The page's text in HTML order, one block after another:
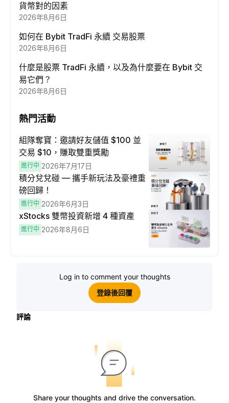
貨幣對的因素
2026年8月6日
如何在 Bybit TradFi 永續 交易股票
2026年8月6日
什麼是股票 TradFi 永續，以及為什麼要在 Bybit 交
易它們？
2026年8月6日
熱門活動
組隊奪寶：邀請好友儲值 $100 並
交易 $10，賺取雙重獎勵
進行中 2026年7月17日
積分兌兌碰 — 攜手新玩法及豪禮重
磅回歸！
進行中 2026年6月3日
xStocks 雙幣投資新增 4 種資產
進行中 2026年8月6日
Log in to comment your thoughts
登錄後回覆
評論
Share your thoughts and drive the conversation.